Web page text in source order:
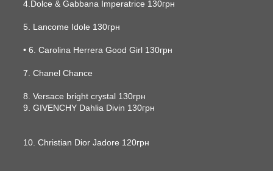
4.Dolce & Gabbana Imperatrice 130грн
5. Lancome Idole 130грн
• 6. Carolina Herrera Good Girl 130грн
7. Chanel Chance
8. Versace bright crystal 130грн
9. GIVENCHY Dahlia Divin 130грн
10. Christian Dior Jadore 120грн